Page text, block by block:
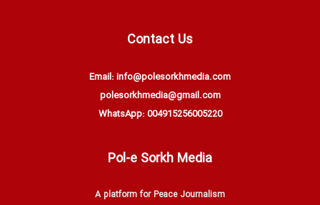
Contact Us
Email: info@polesorkhmedia.com
polesorkhmedia@gmail.com
WhatsApp: 004915256005220
Pol-e Sorkh Media
A platform for Peace Journalism